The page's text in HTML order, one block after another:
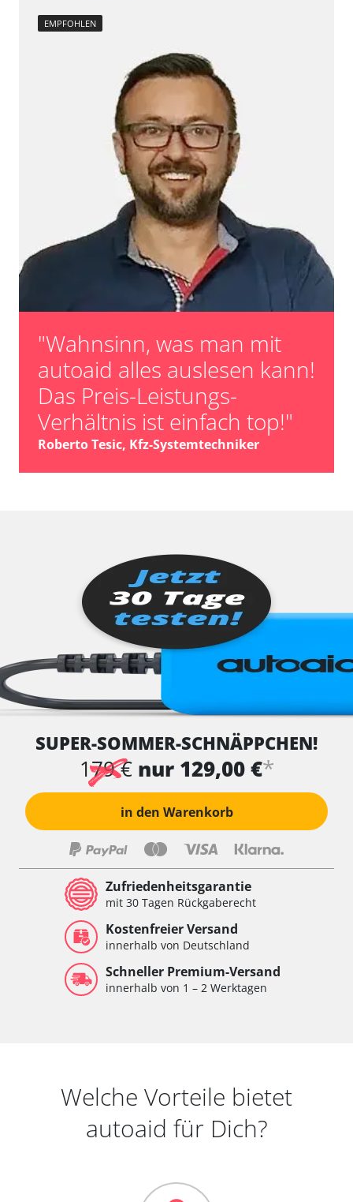
EMPFOHLEN
"Wahnsinn, was man mit
autoaid alles auslesen kann!
Das Preis-Leistungs-
Verhältnis ist einfach top!"
Roberto Tesic, Kfz-Systemtechniker
SUPER-SOMMER-SCHNÄPPCHEN!
179 € nur 129,00 €*
in den Warenkorb
Zufriedenheitsgarantie
mit 30 Tagen Rückgaberecht
Kostenfreier Versand
innerhalb von Deutschland
Schneller Premium-Versand
innerhalb von 1 – 2 Werktagen
Welche Vorteile bietet
autoaid für Dich?